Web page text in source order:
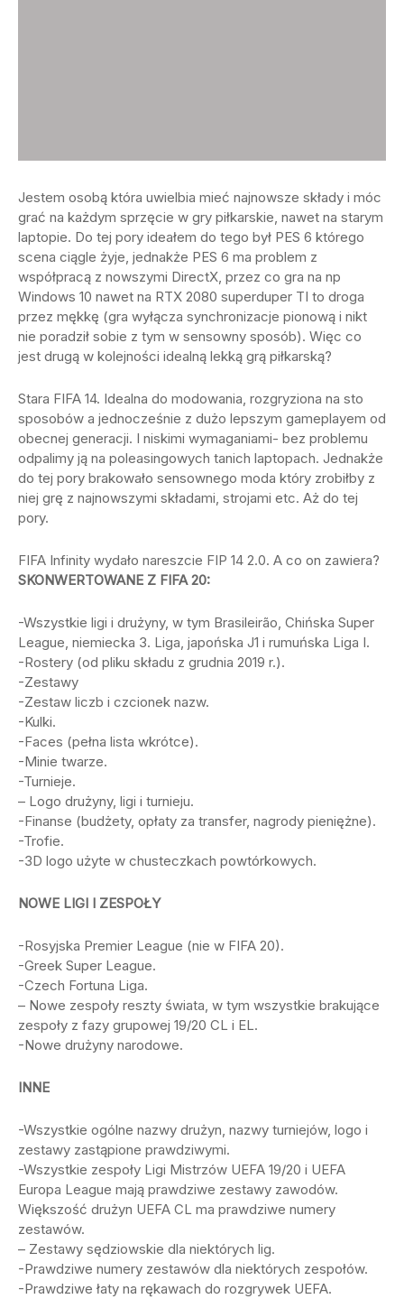
Jestem osobą która uwielbia mieć najnowsze składy i móc
grać na każdym sprzęcie w gry piłkarskie, nawet na starym
laptopie. Do tej pory ideałem do tego był PES 6 którego
scena ciągle żyje, jednakże PES 6 ma problem z
współpracą z nowszymi DirectX, przez co gra na np
Windows 10 nawet na RTX 2080 superduper TI to droga
przez mękkę (gra wyłącza synchronizacje pionową i nikt
nie poradził sobie z tym w sensowny sposób). Więc co
jest drugą w kolejności idealną lekką grą piłkarską?
Stara FIFA 14. Idealna do modowania, rozgryziona na sto
sposobów a jednocześnie z dużo lepszym gameplayem od
obecnej generacji. I niskimi wymaganiami- bez problemu
odpalimy ją na poleasingowych tanich laptopach. Jednakże
do tej pory brakowało sensownego moda który zrobiłby z
niej grę z najnowszymi składami, strojami etc. Aż do tej
pory.
FIFA Infinity wydało nareszcie FIP 14 2.0. A co on zawiera?
SKONWERTOWANE Z FIFA 20:
-Wszystkie ligi i drużyny, w tym Brasileirão, Chińska Super
League, niemiecka 3. Liga, japońska J1 i rumuńska Liga I.
-Rostery (od pliku składu z grudnia 2019 r.).
-Zestawy
-Zestaw liczb i czcionek nazw.
-Kulki.
-Faces (pełna lista wkrótce).
-Minie twarze.
-Turnieje.
– Logo drużyny, ligi i turnieju.
-Finanse (budżety, opłaty za transfer, nagrody pieniężne).
-Trofie.
-3D logo użyte w chusteczkach powtórkowych.
NOWE LIGI I ZESPOŁY
-Rosyjska Premier League (nie w FIFA 20).
-Greek Super League.
-Czech Fortuna Liga.
– Nowe zespoły reszty świata, w tym wszystkie brakujące
zespoły z fazy grupowej 19/20 CL ​​i EL.
-Nowe drużyny narodowe.
INNE
-Wszystkie ogólne nazwy drużyn, nazwy turniejów, logo i
zestawy zastąpione prawdziwymi.
-Wszystkie zespoły Ligi Mistrzów UEFA 19/20 i UEFA
Europa League mają prawdziwe zestawy zawodów.
Większość drużyn UEFA CL ma prawdziwe numery
zestawów.
– Zestawy sędziowskie dla niektórych lig.
-Prawdziwe numery zestawów dla niektórych zespołów.
-Prawdziwe łaty na rękawach do rozgrywek UEFA.